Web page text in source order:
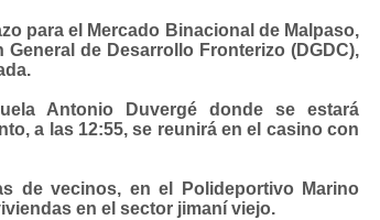
para el Mercado Binacional de Malpaso,
de Desarrollo Fronterizo (DGDC),
Antonio Duvergé donde se estará
a las 12:55, se reunirá en el casino con
de vecinos, en el Polideportivo Marino
en el sector jimaní viejo.